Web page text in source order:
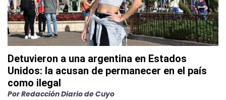
Detuvieron a una argentina en Estados
Unidos: la acusan de permanecer en el país
como ilegal
PorRedacción Diario de Cuyo